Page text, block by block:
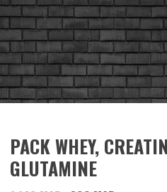
PACK WHEY,
GLUTAMINE